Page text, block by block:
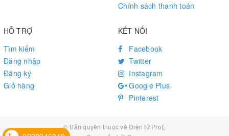
Expansion
header
JTAG header × 1
40PIN Main GPIO header × 1
16PIN MCU GPIO header × 1
Camera Expansion header × 1
MCU Port Expansion header × 1
Chính sách thanh toán
HỖ TRỢ
Tìm kiếm
Đăng nhập
Đăng ký
Giỏ hàng
KẾT NỐI
Facebook
Twitter
Instagram
Google Plus
Pinterest
© Bản quyền thuộc vềĐiện tử ProE